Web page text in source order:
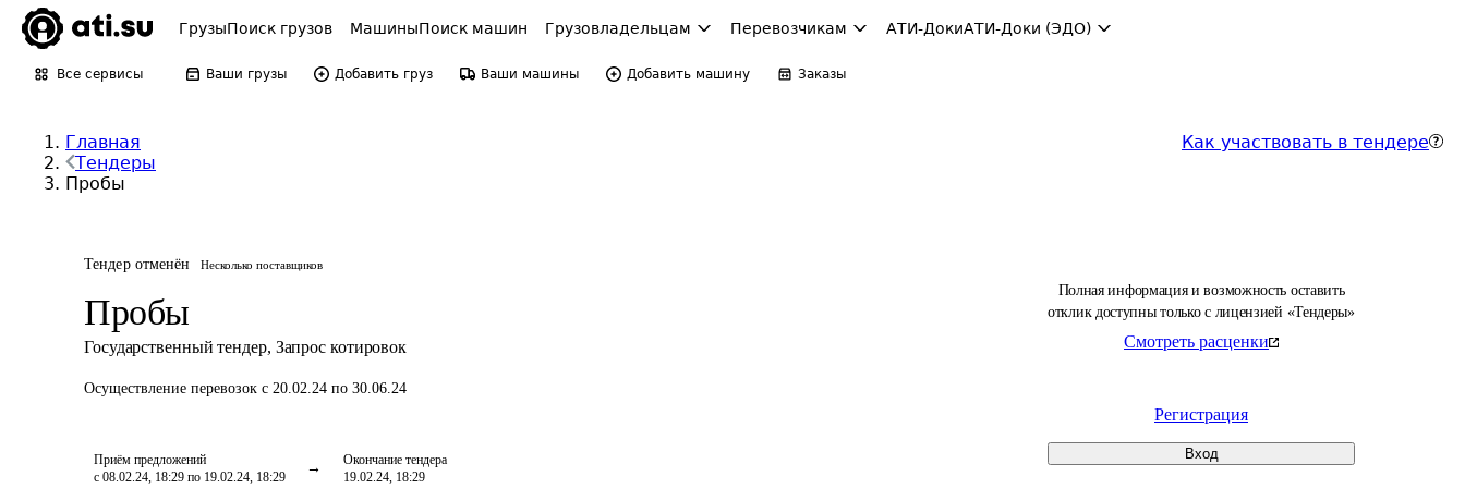
ГрузыПоиск грузов МашиныПоиск машин Грузовладельцам Перевозчикам АТИ-ДокиАТИ-Доки (ЭДО)
Все сервисы Ваши грузы Добавить груз Ваши машины Добавить машину Заказы
Главная
Тендеры
Пробы
Как участвовать в тендере
Тендер отменён Несколько поставщиков
Пробы
Государственный тендер, Запрос котировок
Осуществление перевозок с 20.02.24 по 30.06.24
Приём предложений
с 08.02.24, 18:29 по 19.02.24, 18:29
Окончание тендера
19.02.24, 18:29
Полная информация и возможность оставить
отклик доступны только с лицензией «Тендеры»
Смотреть расценки
Регистрация
Вход